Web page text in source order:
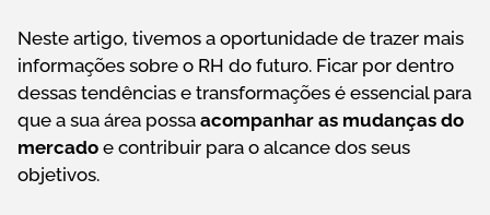
Neste artigo, tivemos a oportunidade de trazer mais
informações sobre o RH do futuro. Ficar por dentro
dessas tendências e transformações é essencial para
que a sua área possa acompanhar as mudanças do
mercado e contribuir para o alcance dos seus
objetivos.